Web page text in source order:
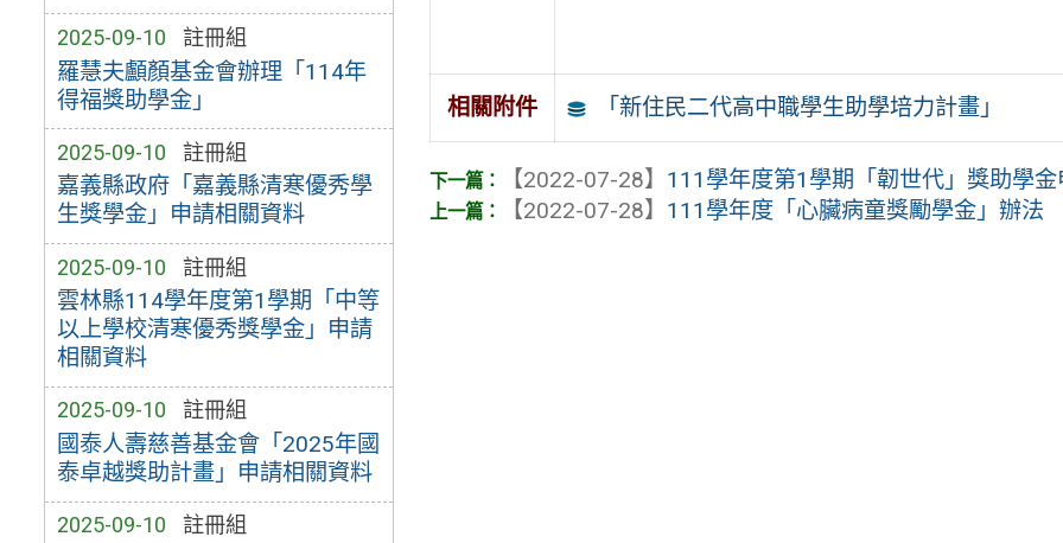
2025-09-10 註冊組
羅慧夫顱顏基金會辦理「114年
得福獎助學金」
2025-09-10 註冊組
嘉義縣政府「嘉義縣清寒優秀學
生獎學金」申請相關資料
2025-09-10 註冊組
雲林縣114學年度第1學期「中等
以上學校清寒優秀獎學金」申請
相關資料
2025-09-10 註冊組
國泰人壽慈善基金會「2025年國
泰卓越獎助計畫」申請相關資料
2025-09-10 註冊組
相關附件 「新住民二代高中職學生助學培力計畫」
【2022-07-28】 111學年度第1學期「韌世代」獎助學金
【2022-07-28】 111學年度「心臟病童獎勵學金」辦法